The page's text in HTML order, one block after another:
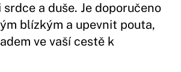
a duše. Je doporučeno
blízkým a upevnit pouta,
ve vaší cestě k